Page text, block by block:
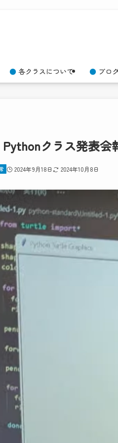
各クラスについて ブロ
Pythonクラス発表会
2024年9月18日 2024年10月8日